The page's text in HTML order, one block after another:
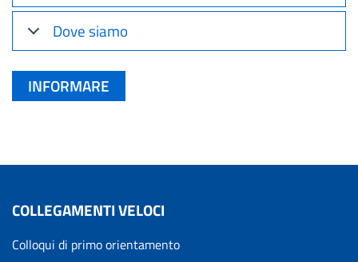
Dove siamo
INFORMARE
COLLEGAMENTI VELOCI
Colloqui di primo orientamento